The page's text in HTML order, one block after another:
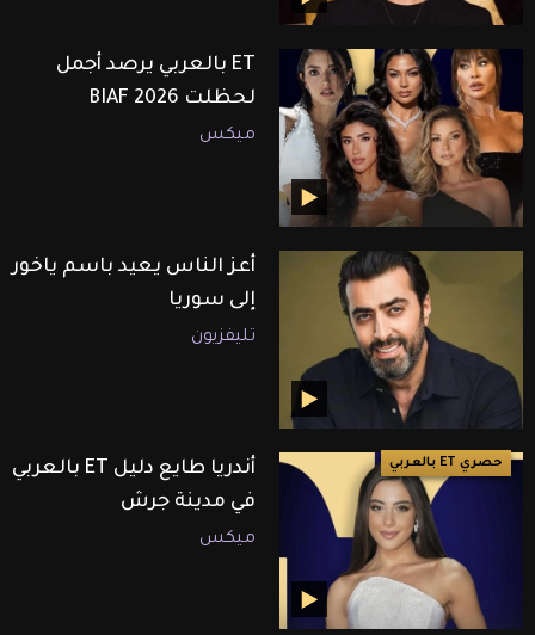
ET بالعربي يرصد أجمل
لحظلت BIAF 2026
ميكس
أعز الناس يعيد باسم ياخور
إلى سوريا
تليفزيون
حصري ET بالعربي
أندريا طايع دليل ET بالعربي
في مدينة جرش
ميكس